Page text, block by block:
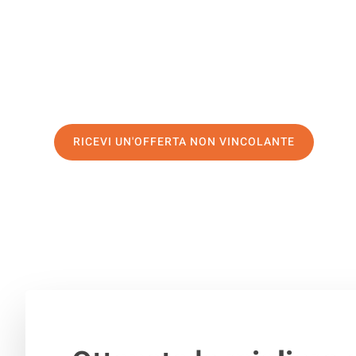
RICEVI UN'OFFERTA NON VINCOLANTE